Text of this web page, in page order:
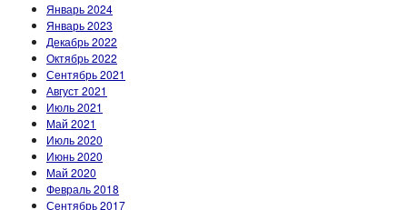
Январь 2024
Январь 2023
Декабрь 2022
Октябрь 2022
Сентябрь 2021
Август 2021
Июль 2021
Май 2021
Июль 2020
Июнь 2020
Май 2020
Февраль 2018
Сентябрь 2017